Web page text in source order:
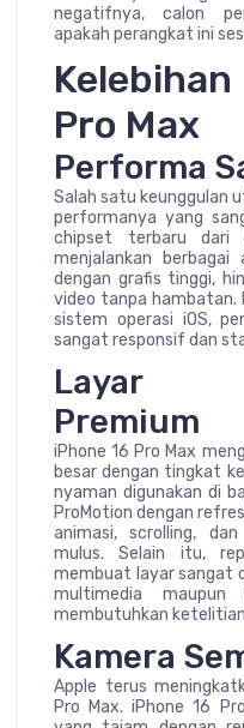
negatifnya, calon
apakah perangkat ini
Pro Max
Performa
Salah satu keunggulan
performanya yang
chipset terbaru dari
menjalankan
dengan grafis tinggi,
video tanpa hambatan.
sistem operasi iOS,
sangat responsif dan
Layar
Premium
iPhone 16 Pro Max
besar dengan tingkat
nyaman digunakan di
ProMotion dengan
animasi, scrolling,
mulus. Selain itu,
membuat layar sangat
multimedia maupun
membutuhkan
Kamera
Apple terus
Pro Max. iPhone 16